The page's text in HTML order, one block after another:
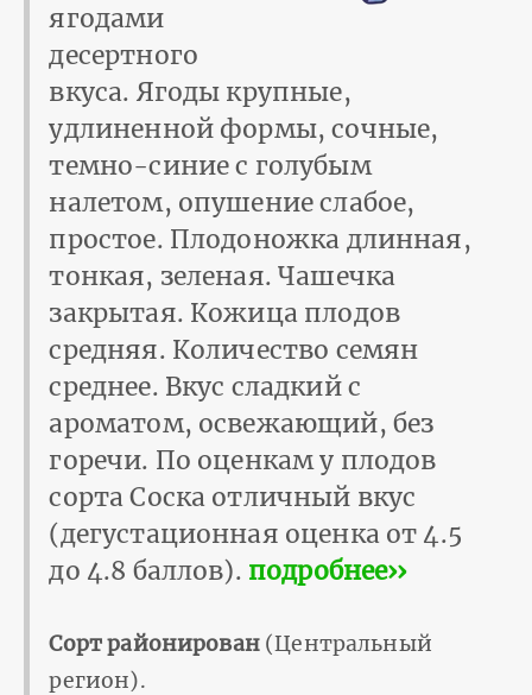
ягодами
десертного
вкуса. Ягоды крупные,
удлиненной формы, сочные,
темно-синие с голубым
налетом, опушение слабое,
простое. Плодоножка длинная,
тонкая, зеленая. Чашечка
закрытая. Кожица плодов
средняя. Количество семян
среднее. Вкус сладкий с
ароматом, освежающий, без
горечи. По оценкам у плодов
сорта Соска отличный вкус
(дегустационная оценка от 4.5
до 4.8 баллов). подробнее››
Сорт районирован(Центральный
регион).